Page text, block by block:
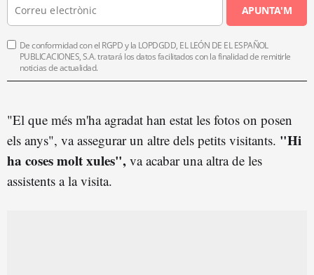
APUNTA'M
De conformidad con el RGPD y la LOPDGDD, EL LEÓN DE EL ESPAÑOL
PUBLICACIONES, S.A. tratará los datos facilitados con la finalidad de remitirle
noticias de actualidad.
"El que més m'ha agradat han estat les fotos on posen
els anys", va assegurar un altre dels petits visitants. "Hi
ha coses molt xules", va acabar una altra de les
assistents a la visita.